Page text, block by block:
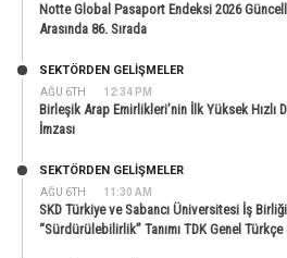
Notte Global Pasaport Endeksi 2026
Arasında 86. Sırada
AĞU 6TH 12:34 PM
SEKTÖRDEN GELIŞMELER
Birleşik Arap Emirlikleri’nin İlk Yüksek Hızlı
İmzası
AĞU 6TH 11:30 AM
SEKTÖRDEN GELIŞMELER
SKD Türkiye ve Sabancı Üniversitesi İş
“Sürdürülebilirlik” Tanımı TDK Genel